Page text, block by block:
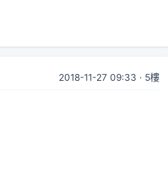
2018-11-27 09:33 · 5樓